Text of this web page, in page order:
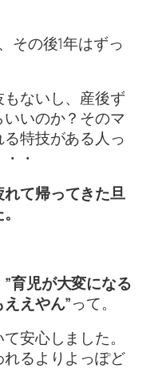
その後1年はずっ
ないし、産後ず
いのか？そのマ
特技がある人っ
・
て帰ってきた旦
”育児が大変になる
えやん”って。
安心しました。
るよりよっぽど